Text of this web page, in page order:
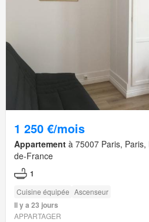
1 250 €/mois
Appartement à 75007 Paris,
de-France
1
Cuisine équipée Ascenseur
Il y a 23 jours
APPARTAGER